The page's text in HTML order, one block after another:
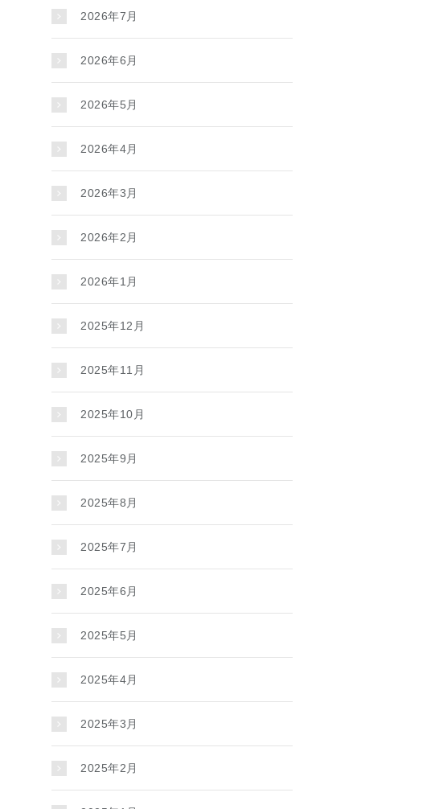
2026年7月
2026年6月
2026年5月
2026年4月
2026年3月
2026年2月
2026年1月
2025年12月
2025年11月
2025年10月
2025年9月
2025年8月
2025年7月
2025年6月
2025年5月
2025年4月
2025年3月
2025年2月